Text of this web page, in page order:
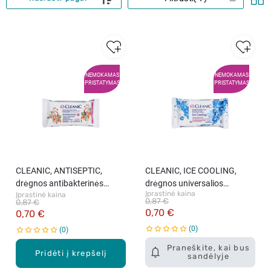
NEMOKAMAS
PRISTATYMAS
Pridėti į krepšelį
CLEANIC, ANTISEPTIC,
drėgnos antibakterinės
servetėlės, 15 vnt.
Įprastinė kaina
0,70 €
0,87 €
0
NEMOKAMAS
PRISTATYMAS
Praneškite, kai bus
sandėlyje
CLEANIC, ICE COOLING,
drėgnos universalios
servetėlės, 15 vnt.
Įprastinė kaina
0,70 €
0,87 €
0